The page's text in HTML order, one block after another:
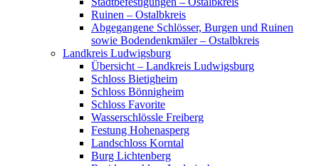
Ruinen – Ostalbkreis
Abgegangene Schlösser, Burgen und Ruinen
sowie Bodendenkmäler – Ostalbkreis
Landkreis Ludwigsburg
Übersicht – Landkreis Ludwigsburg
Schloss Bietigheim
Schloss Bönnigheim
Schloss Favorite
Wasserschlössle Freiberg
Festung Hohenasperg
Landschloss Korntal
Burg Lichtenberg